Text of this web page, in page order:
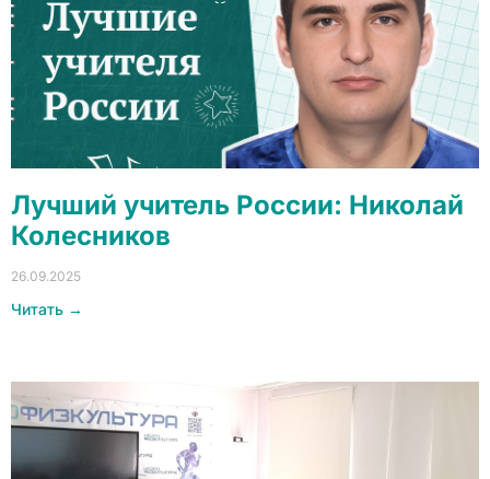
Лучший учитель России: Николай
Колесников
26.09.2025
Читать →